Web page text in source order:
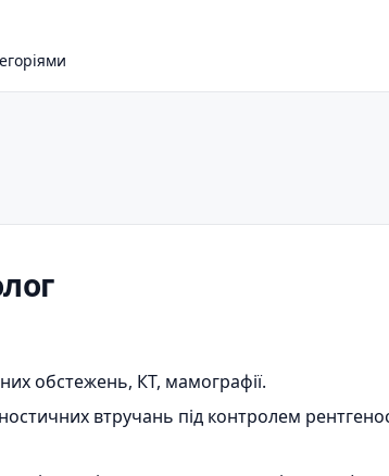
обстежень, КТ, мамографії.
втручань під контролем